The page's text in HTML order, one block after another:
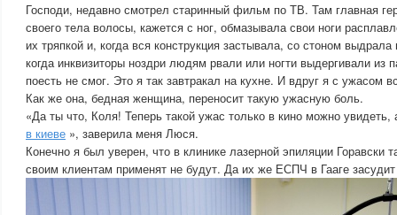
Господи, недавно смотрел старинный фильм по ТВ. Там главная
своего тела волосы, кажется с ног, обмазывала свои ноги
их тряпкой и, когда вся конструкция застывала, со стоном
когда инквизиторы ноздри людям рвали или ногти выдергивали
поесть не смог. Это я так завтракал на кухне. И вдруг я с ужасом
Как же она, бедная женщина, переносит такую ужасную боль.
«Да ты что, Коля! Теперь такой ужас только в кино можно
в киеве », заверила меня Люся.
Конечно я был уверен, что в клинике лазерной эпиляции Горавски
своим клиентам применят не будут. Да их же ЕСПЧ в Гааге